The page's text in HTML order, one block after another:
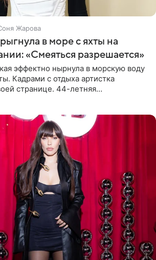
Жарова
в море с яхты на
«Смеяться разрешается»
эффектно нырнула в морскую воду
Кадрами с отдыха артистка
странице. 44-летняя